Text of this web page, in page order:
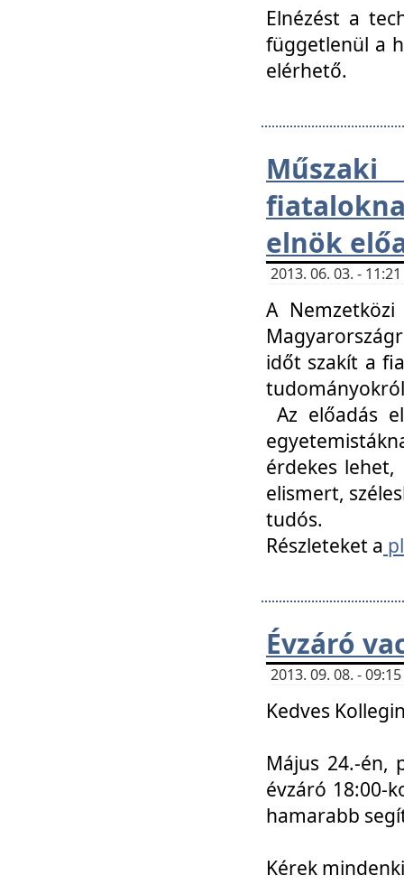
Elnézést a
függetlenül a
elérhető.
elnök
2013. 06. 03. -
A
időt szakít a
Az előadás
érdekes lehet,
elismert,
tudós.
Részleteket a
Évzáró
2013. 09. 08. -
Kedves
Május 24.-én,
évzáró 18:00-
hamarabb
Kérek